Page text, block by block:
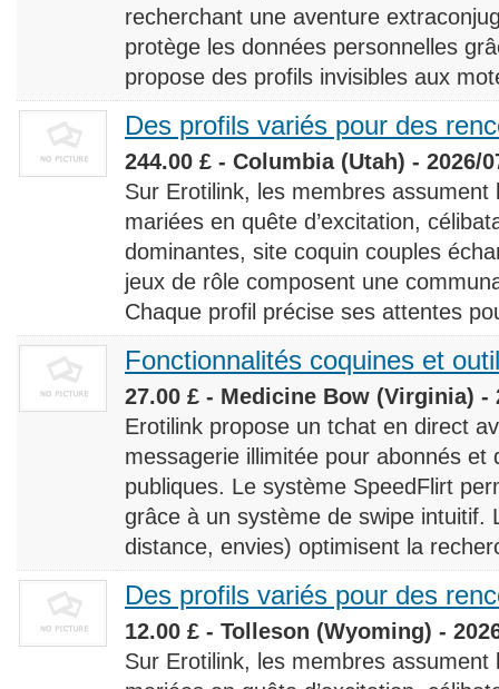
recherchant une aventure
protège les données personnelles
propose des profils invisibles aux
Des profils variés pour des
244.00 £ - Columbia (Utah) - 2026/
Sur Erotilink, les membres
mariées en quête d’excitation,
dominantes, site coquin couples
jeux de rôle composent une
Chaque profil précise ses attentes
Fonctionnalités coquines et
27.00 £ - Medicine Bow (Virginia) -
Erotilink propose un tchat en direct
messagerie illimitée pour abonnés et
publiques. Le système SpeedFlirt
grâce à un système de swipe intuitif.
distance, envies) optimisent la
Des profils variés pour des
12.00 £ - Tolleson (Wyoming) -
Sur Erotilink, les membres